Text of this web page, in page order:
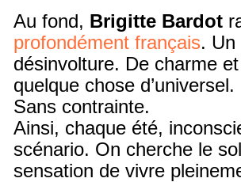
Au fond, Brigitte Bardot
profondément français. Un
désinvolture. De charme
quelque chose
Sans contrainte.
Ainsi, chaque été,
scénario. On cherche le
sensation de vivre